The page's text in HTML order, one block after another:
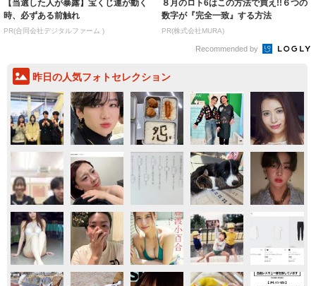
【当選した人が暴露】宝くじ運が動く
時、必ずある前触れ
PR(合同会社デジタルファーム )
８月のロト6はこの方法で買え!!６つの
数字が『完全一致』する方法
PR(株式会社MURA)
Recommended by
昨日の人気フォトセレクション